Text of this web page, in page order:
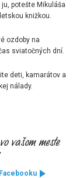
potešte Mikuláša
knižkou.
ozdoby na
sviatočných dní.
deti, kamarátov a
nálady.
Facebooku